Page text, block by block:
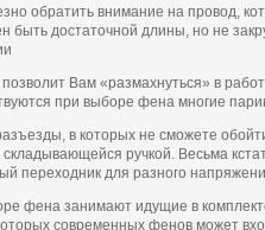
обратить внимание на провод,
быть достаточной длины, но не
Вам «размахнуться» в
при выборе фена многие
в которых не сможете
ручкой. Весьма
переходник для разного
фена занимают идущие в
современных фенов может